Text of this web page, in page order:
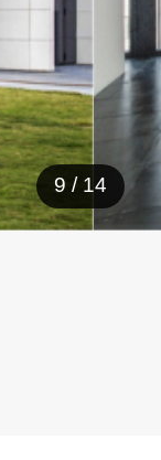
9 / 14